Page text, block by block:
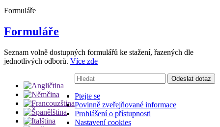
Formuláře
Formuláře
Seznam volně dostupných formulářů ke stažení, řazených dle
jednotlivých odborů. Více zde
Vyhledávání:
Odeslat dotaz
Ptejte se
Povinně zveřejňované informace
Prohlášení o přístupnosti
Nastavení cookies